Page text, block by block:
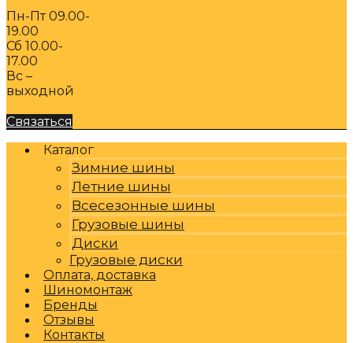
Пн-Пт 09.00-
19.00
Сб 10.00-
17.00
Вс –
выходной
Связаться
Каталог
Зимние шины
Летние шины
Всесезонные шины
Грузовые шины
Диски
Грузовые диски
Оплата, доставка
Шиномонтаж
Бренды
Отзывы
Контакты